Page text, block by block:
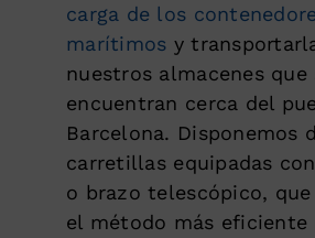
carga de los
marítimos y
nuestros almacenes que
encuentran cerca del
Barcelona. Disponemos
carretillas equipadas
o brazo telescópico,
el método más eficiente